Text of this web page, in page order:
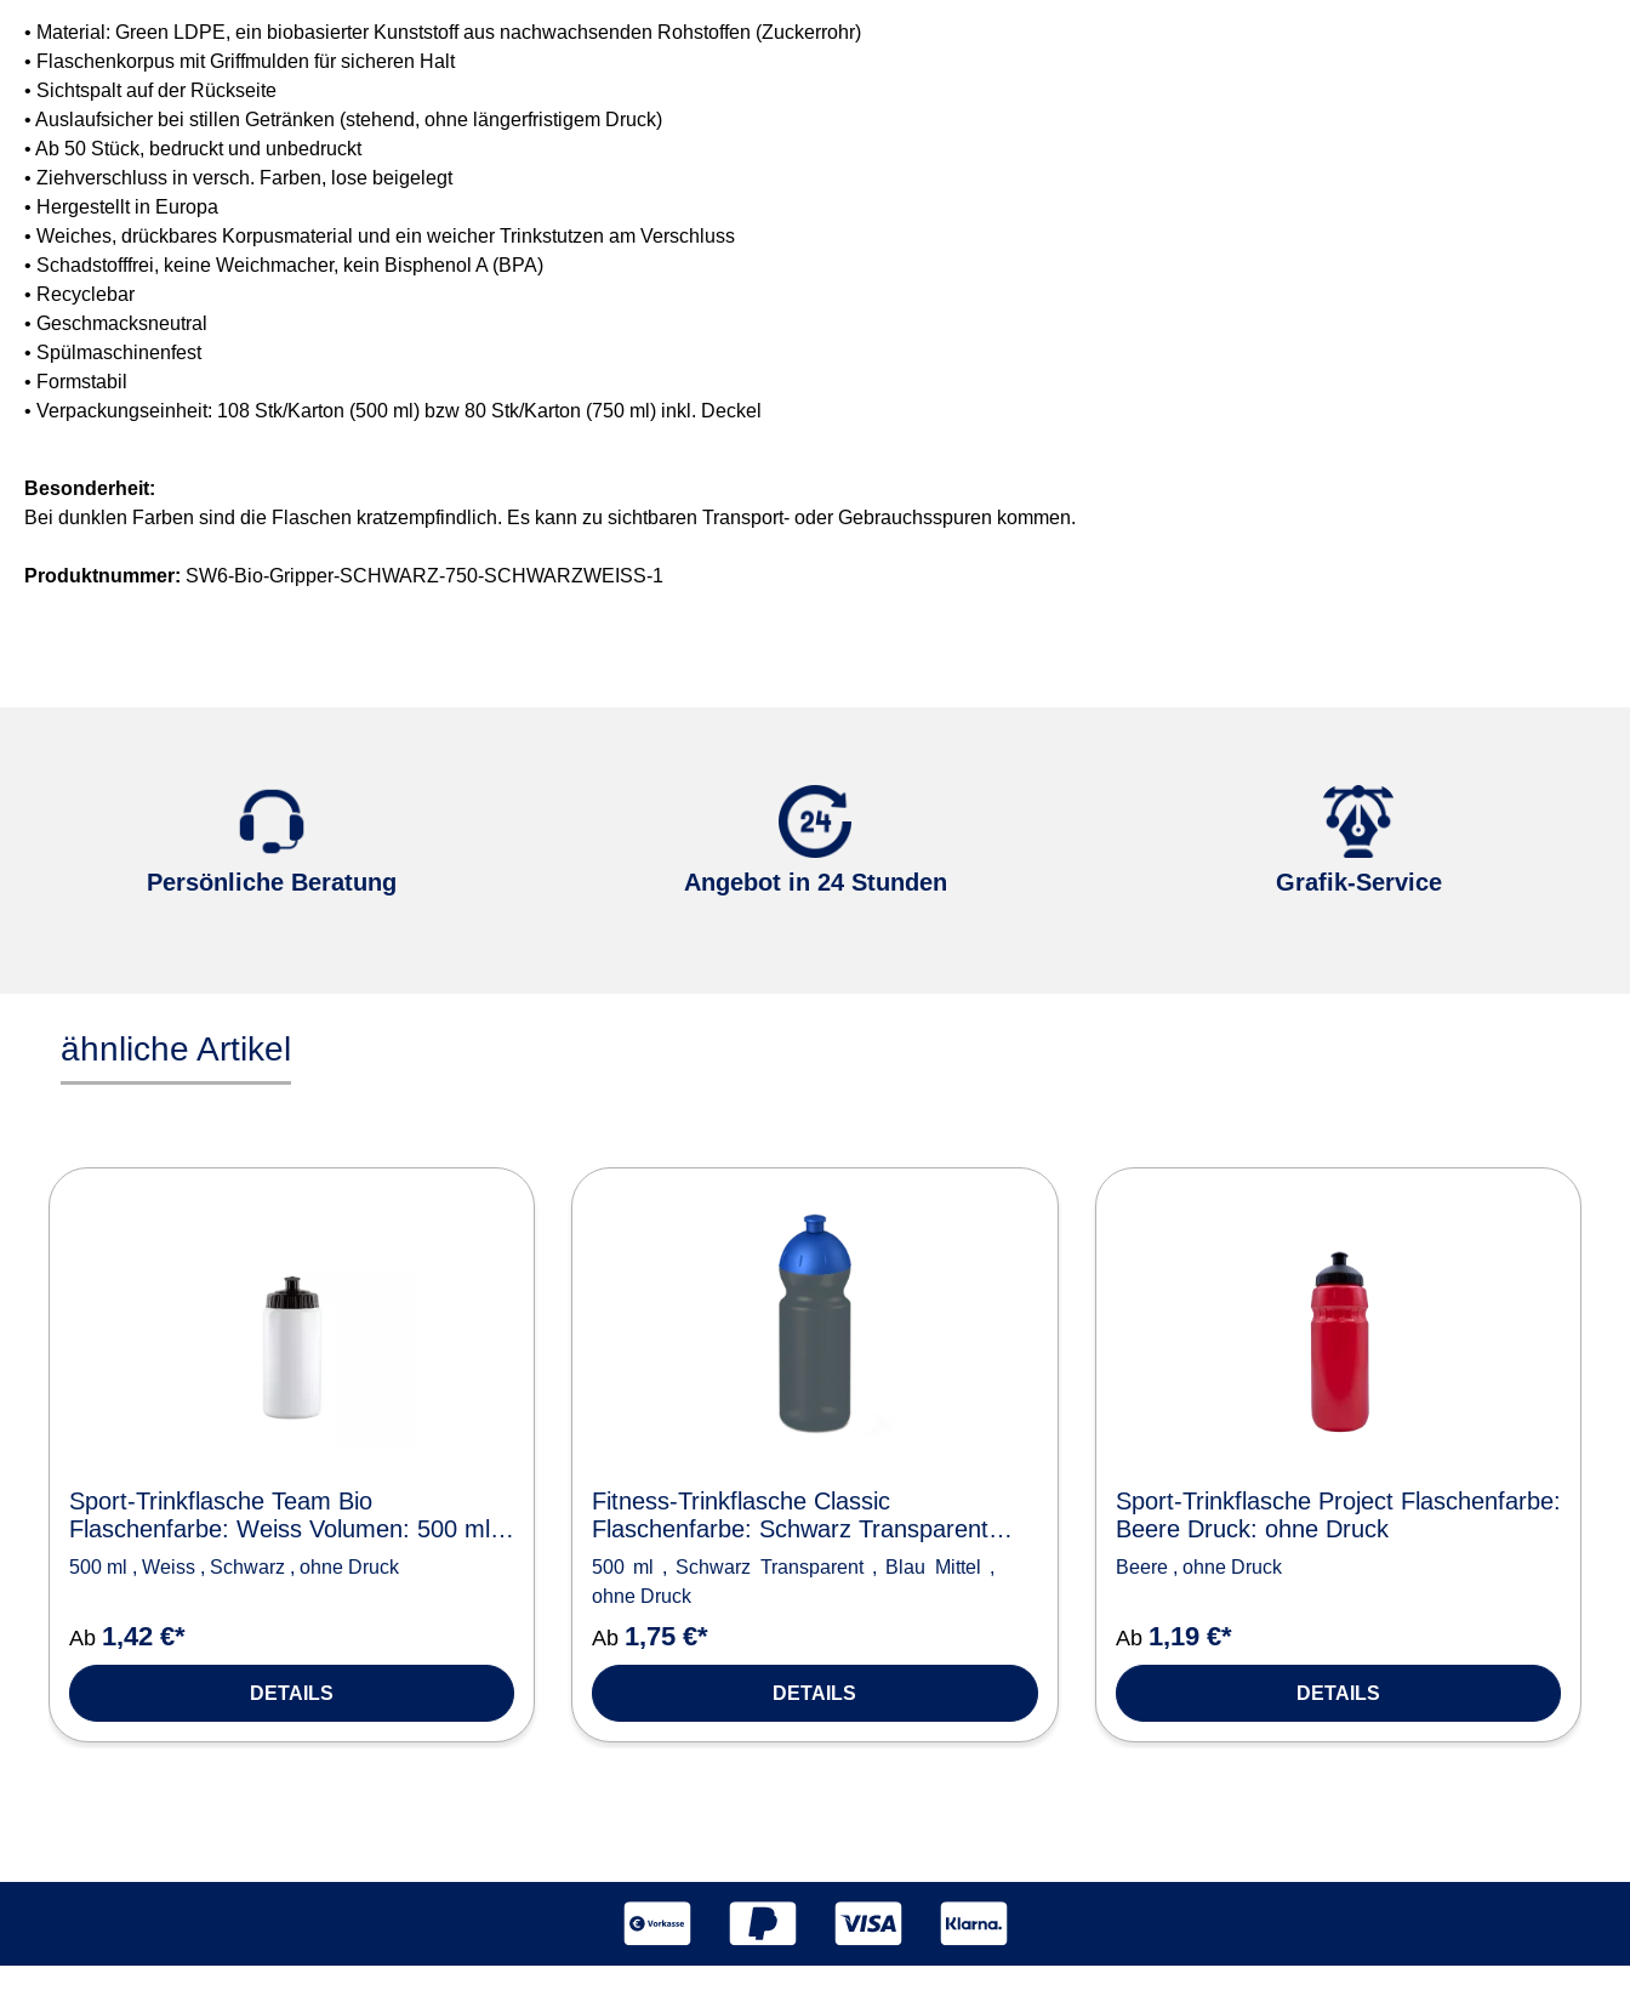
• Material: Green LDPE, ein biobasierter Kunststoff aus nachwachsenden Rohstoffen (Zuckerrohr)
• Flaschenkorpus mit Griffmulden für sicheren Halt
• Sichtspalt auf der Rückseite
• Auslaufsicher bei stillen Getränken (stehend, ohne längerfristigem Druck)
• Ab 50 Stück, bedruckt und unbedruckt
• Ziehverschluss in versch. Farben, lose beigelegt
• Hergestellt in Europa
• Weiches, drückbares Korpusmaterial und ein weicher Trinkstutzen am Verschluss
• Schadstofffrei, keine Weichmacher, kein Bisphenol A (BPA)
• Recyclebar
• Geschmacksneutral
• Spülmaschinenfest
• Formstabil
• Verpackungseinheit: 108 Stk/Karton (500 ml) bzw 80 Stk/Karton (750 ml) inkl. Deckel
Besonderheit:
Bei dunklen Farben sind die Flaschen kratzempfindlich. Es kann zu sichtbaren Transport- oder Gebrauchsspuren kommen.
Produktnummer: SW6-Bio-Gripper-SCHWARZ-750-SCHWARZWEISS-1
Persönliche Beratung Angebot in 24 Stunden Grafik-Service
ähnliche Artikel
Produktgalerie überspringen
Sport-Trinkflasche Team Bio
Flaschenfarbe: Weiss Volumen: 500 ml
Verschlussfarbe: Schwarz Druck: ohne
500 ml , Weiss , Schwarz , ohne Druck
Ab 1,42 €*
DETAILS
Fitness-Trinkflasche Classic
Flaschenfarbe: Schwarz Transparent
Volumen: 500 ml Verschlussfarbe: Blau
Mittel Druck: ohne Druck
500 ml , Schwarz Transparent , Blau Mittel ,
ohne Druck
Ab 1,75 €*
DETAILS
Sport-Trinkflasche Project Flaschenfarbe:
Beere Druck: ohne Druck
Beere , ohne Druck
Ab 1,19 €*
DETAILS